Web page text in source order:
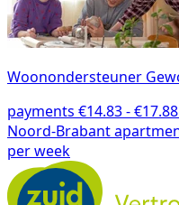
Woonondersteuner
payments €14.83 -
Noord-Brabant
per week